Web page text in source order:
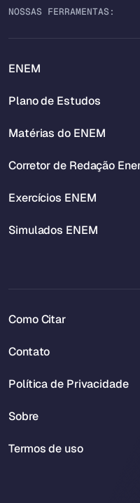
NOSSAS FERRAMENTAS:
ENEM
Plano de Estudos
Matérias do ENEM
Corretor de Redação
Exercícios ENEM
Simulados ENEM
Como Citar
Contato
Política de Privacidade
Sobre
Termos de uso